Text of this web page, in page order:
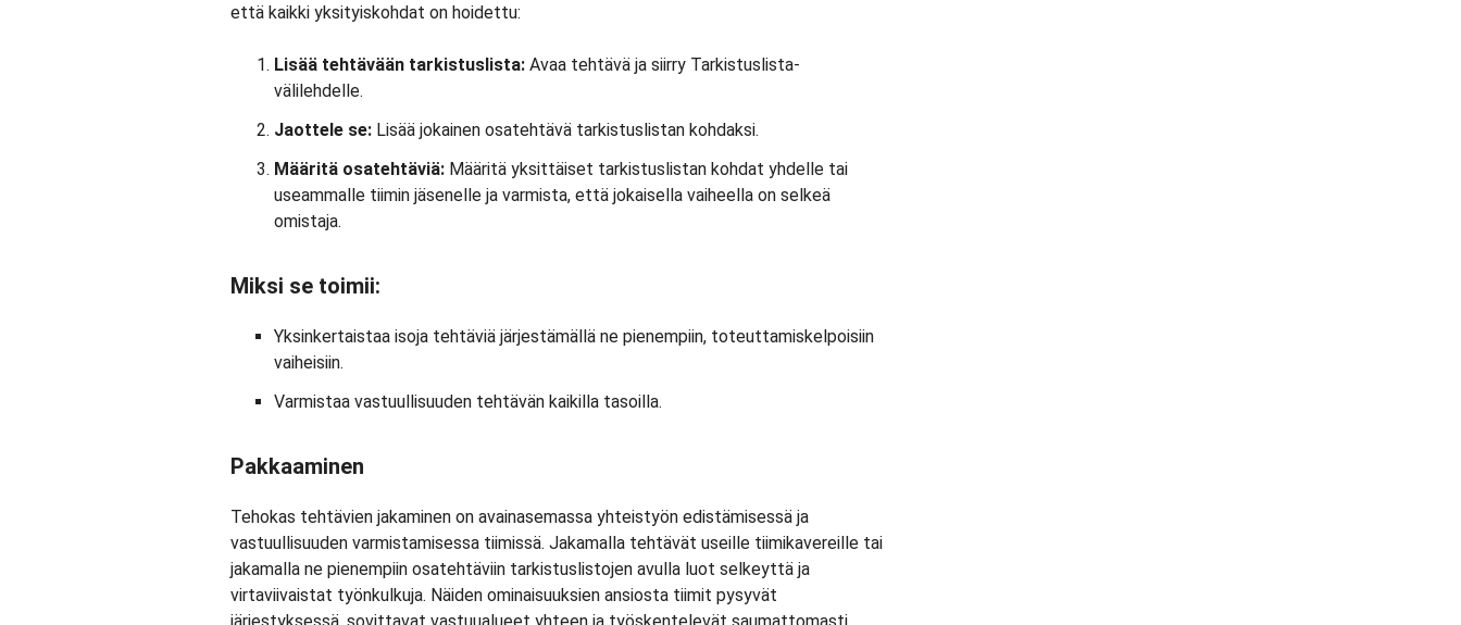
että kaikki yksityiskohdat on hoidettu:
Lisää tehtävään tarkistuslista: Avaa tehtävä ja siirry Tarkistuslista-
välilehdelle.
Jaottele se: Lisää jokainen osatehtävä tarkistuslistan kohdaksi.
Määritä osatehtäviä: Määritä yksittäiset tarkistuslistan kohdat yhdelle tai
useammalle tiimin jäsenelle ja varmista, että jokaisella vaiheella on selkeä
omistaja.
Miksi se toimii:
Yksinkertaistaa isoja tehtäviä järjestämällä ne pienempiin, toteuttamiskelpoisiin
vaiheisiin.
Varmistaa vastuullisuuden tehtävän kaikilla tasoilla.
Pakkaaminen
Tehokas tehtävien jakaminen on avainasemassa yhteistyön edistämisessä ja
vastuullisuuden varmistamisessa tiimissä. Jakamalla tehtävät useille tiimikavereille tai
jakamalla ne pienempiin osatehtäviin tarkistuslistojen avulla luot selkeyttä ja
virtaviivaistat työnkulkuja. Näiden ominaisuuksien ansiosta tiimit pysyvät
järjestyksessä, sovittavat vastuualueet yhteen ja työskentelevät saumattomasti